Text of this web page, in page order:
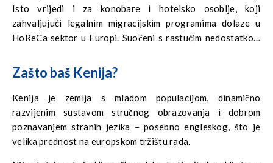
Isto vrijedi i za konobare i hotelsko osoblje, koji
zahvaljujući legalnim migracijskim programima dolaze u
HoReCa sektor u Europi. Suočeni s rastućim nedostatkom
posebno Kenija, postati odgovor na europsku krizu radne
snage?
Zašto baš Kenija?
Kenija je zemlja s mladom populacijom, dinamično
razvijenim sustavom stručnog obrazovanja i dobrom
poznavanjem stranih jezika – posebno engleskog, što je
velika prednost na europskom tržištu rada.